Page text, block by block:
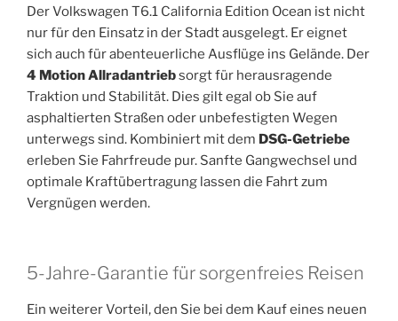
Der Volkswagen T6.1 California Edition Ocean ist nicht
nur für den Einsatz in der Stadt ausgelegt. Er eignet
sich auch für abenteuerliche Ausflüge ins Gelände. Der
4 Motion Allradantriebsorgt für herausragende
Traktion und Stabilität. Dies gilt egal ob Sie auf
asphaltierten Straßen oder unbefestigten Wegen
unterwegs sind. Kombiniert mit dem DSG-Getriebe
erleben Sie Fahrfreude pur. Sanfte Gangwechsel und
optimale Kraftübertragung lassen die Fahrt zum
Vergnügen werden.
5-Jahre-Garantie für sorgenfreies Reisen
Ein weiterer Vorteil, den Sie bei dem Kauf eines neuen